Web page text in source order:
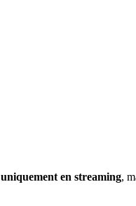
uniquement en streaming,